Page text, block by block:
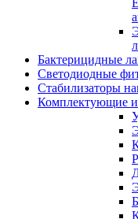
Бактерицидные
Светодиодные
Стабилизаторы
Комплектующие и